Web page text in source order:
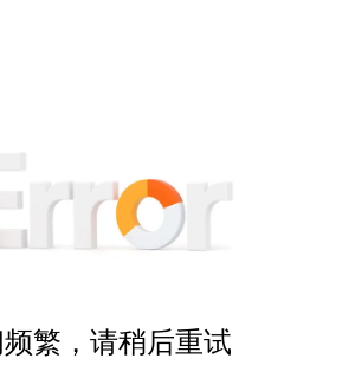
繁，请稍后重试